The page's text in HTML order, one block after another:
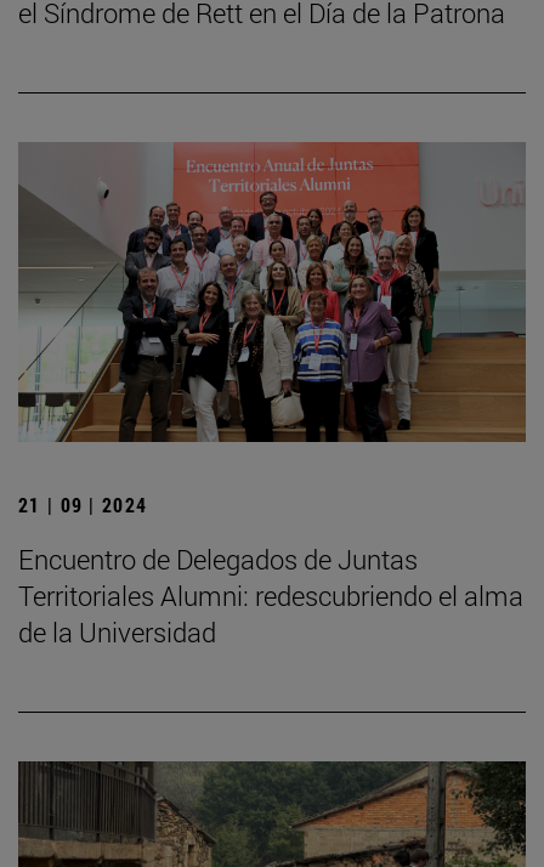
el Síndrome de Rett en el Día de la Patrona
21 | 09 | 2024
Encuentro de Delegados de Juntas
Territoriales Alumni: redescubriendo el alma
de la Universidad